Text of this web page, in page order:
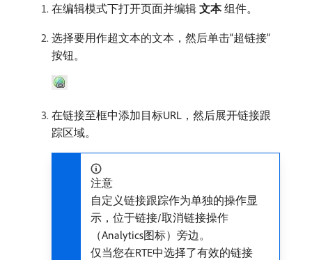
在编辑模式下打开页面并编辑​ 文本​组件。
选择要用作超文本的文本，然后单击“超链接”
按钮。
在链接至框中添加目标URL，然后展开链接跟
踪区域。
注意
自定义链接跟踪作为单独的操作显
示，位于链接/取消链接操作
（Analytics图标）旁边。
仅当您在RTE中选择了有效的链接